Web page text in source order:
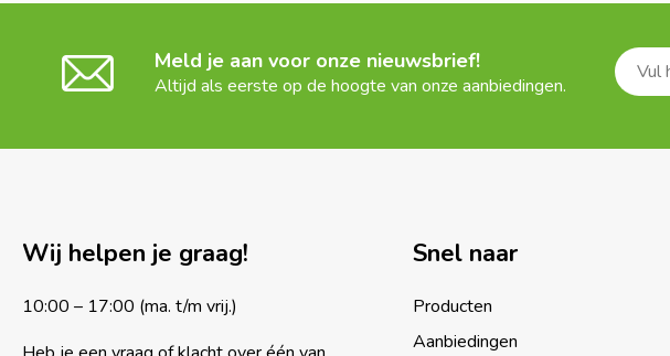
Meld je aan voor onze nieuwsbrief!
Altijd als eerste op de hoogte van onze aanbiedingen.
Wij helpen je graag!
10:00 – 17:00 (ma. t/m vrij.)
Snel naar
Producten
Aanbiedingen